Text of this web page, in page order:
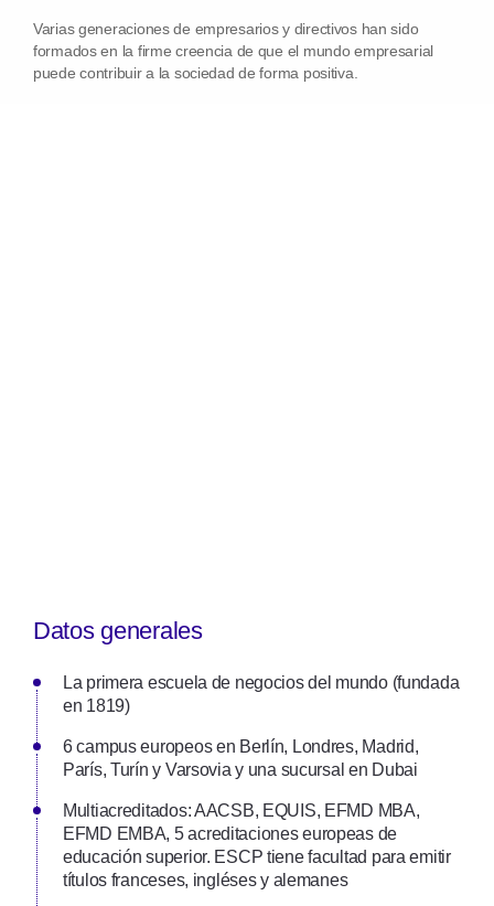
Varias generaciones de empresarios y directivos han sido
formados en la firme creencia de que el mundo empresarial
puede contribuir a la sociedad de forma positiva.
Datos generales
La primera escuela de negocios del mundo (fundada
en 1819)
6 campus europeos en Berlín, Londres, Madrid,
París, Turín y Varsovia y una sucursal en Dubai
Multiacreditados: AACSB, EQUIS, EFMD MBA,
EFMD EMBA, 5 acreditaciones europeas de
educación superior. ESCP tiene facultad para emitir
títulos franceses, ingléses y alemanes